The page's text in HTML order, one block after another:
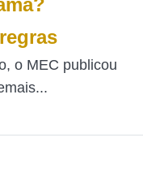
o MEC publicou